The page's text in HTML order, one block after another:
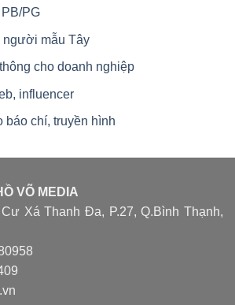
PG
người mẫu Tây
cho doanh nghiệp
influencer
báo chí, truyền hình
VÕ MEDIA
Xá Thanh Đa, P.27, Q.Bình Thạnh,